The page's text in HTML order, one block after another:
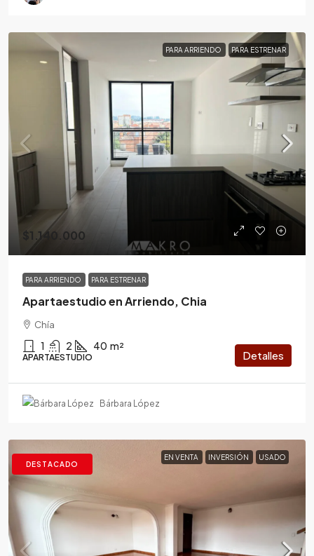
PARA ARRIENDO PARA ESTRENAR
$1.140.000
PARA ARRIENDO PARA ESTRENAR
Apartaestudio en Arriendo, Chia
Chía
1 2 40 m²
APARTAESTUDIO Detalles
Bárbara López
DESTACADO
EN VENTA INVERSIÓN USADO